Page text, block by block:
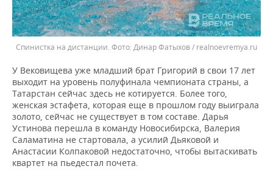
Спинистка на дистанции. Динар Фатыхов / realnoevremya.ru
У Вековищева уже младший брат Григорий в свои 17 лет
выходит на уровень полуфинала чемпионата страны, а
Татарстан сейчас здесь не котируется. Более того,
женская эстафета, которая еще в прошлом году выиграла
золото, сейчас не существует в том составе. Дарья
Устинова перешла в команду Новосибирска, Валерия
Саламатина не стартовала, а усилий Дьяковой и
Анастасии Колпаковой недостаточно, чтобы вытаскивать
квартет на пьедестал почета.